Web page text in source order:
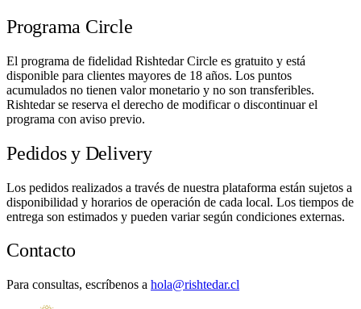
Programa Circle
El programa de fidelidad Rishtedar Circle es gratuito y está
disponible para clientes mayores de 18 años. Los puntos
acumulados no tienen valor monetario y no son transferibles.
Rishtedar se reserva el derecho de modificar o discontinuar el
programa con aviso previo.
Pedidos y Delivery
Los pedidos realizados a través de nuestra plataforma están sujetos a
disponibilidad y horarios de operación de cada local. Los tiempos de
entrega son estimados y pueden variar según condiciones externas.
Contacto
Para consultas, escríbenos a hola@rishtedar.cl